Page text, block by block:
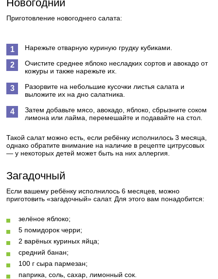
Новогодний
Приготовление новогоднего салата:
Нарежьте отварную куриную грудку кубиками.
Очистите среднее яблоко несладких сортов и авокадо от
кожуры и также нарежьте их.
Разорвите на небольшие кусочки листья салата и
выложите их на дно салатника.
Затем добавьте мясо, авокадо, яблоко, сбрызните соком
лимона или лайма, перемешайте и подавайте на стол.
Такой салат можно есть, если ребёнку исполнилось 3 месяца,
однако обратите внимание на наличие в рецепте цитрусовых
— у некоторых детей может быть на них аллергия.
Загадочный
Если вашему ребёнку исполнилось 6 месяцев, можно
приготовить «загадочный» салат. Для этого вам понадобится:
зелёное яблоко;
5 помидорок черри;
2 варёных куриных яйца;
средний банан;
100 г сыра пармезан;
паприка, соль, сахар, лимонный сок.